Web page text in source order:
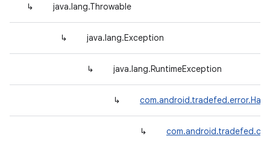
↳ java.lang.Throwable
↳ java.lang.Exception
↳ java.lang.RuntimeException
↳
↳